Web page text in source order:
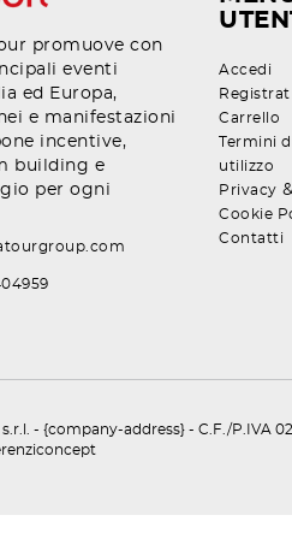
promuove con
eventi
ed Europa,
e manifestazioni
incentive,
building e
per ogni
Accedi
Carrello
Termini
utilizzo
Privacy
Cookie
Contatti
- {company-address} - C.F./P.IVA